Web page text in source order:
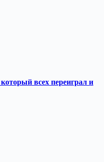
всех переиграл и